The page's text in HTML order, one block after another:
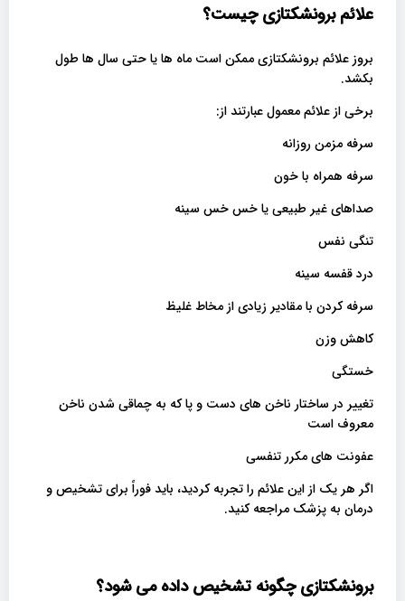
علائم برونشکتازی چیست؟
بروز علائم برونشکتازی ممکن است ماه ها یا حتی سال ها طول
بکشد.
برخی از علائم معمول عبارتند از:
سرفه مزمن روزانه
سرفه همراه با خون
صداهای غیر طبیعی یا خس خس سینه
تنگی نفس
درد قفسه سینه
سرفه کردن با مقادیر زیادی از مخاط غلیظ
کاهش وزن
خستگی
تغییر در ساختار ناخن های دست و پا که به چماقی شدن ناخن
معروف است
عفونت های مکرر تنفسی
اگر هر یک از این علائم را تجربه کردید، باید فوراً برای تشخیص و
درمان به پزشک مراجعه کنید.
برونشکتازی چگونه تشخیص داده می شود؟